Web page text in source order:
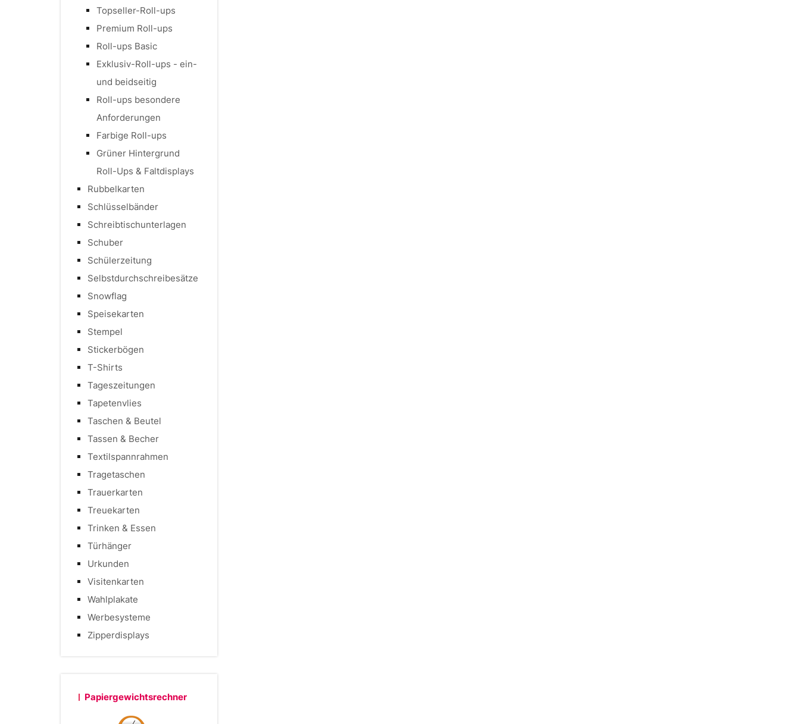
Topseller-Roll-ups
Premium Roll-ups
Roll-ups Basic
Exklusiv-Roll-ups - ein-
und beidseitig
Roll-ups besondere
Anforderungen
Farbige Roll-ups
Grüner Hintergrund
Roll-Ups & Faltdisplays
Rubbelkarten
Schlüsselbänder
Schreibtischunterlagen
Schuber
Schülerzeitung
Selbstdurchschreibesätze
Snowflag
Speisekarten
Stempel
Stickerbögen
T-Shirts
Tageszeitungen
Tapetenvlies
Taschen & Beutel
Tassen & Becher
Textilspannrahmen
Tragetaschen
Trauerkarten
Treuekarten
Trinken & Essen
Türhänger
Urkunden
Visitenkarten
Wahlplakate
Werbesysteme
Zipperdisplays
Papiergewichtsrechner